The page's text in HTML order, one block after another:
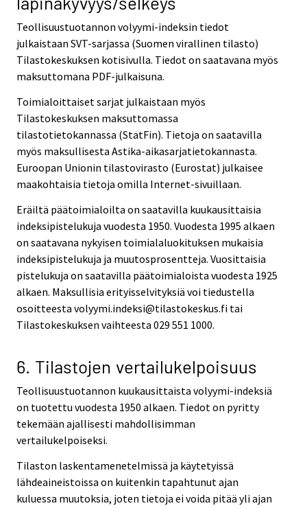
Teollisuustuotannon volyymi-indeksin tiedot
julkaistaan SVT-sarjassa (Suomen virallinen tilasto)
Tilastokeskuksen kotisivulla. Tiedot on saatavana myös
maksuttomana PDF-julkaisuna.
Toimialoittaiset sarjat julkaistaan myös
Tilastokeskuksen maksuttomassa
tilastotietokannassa (StatFin). Tietoja on saatavilla
myös maksullisesta Astika-aikasarjatietokannasta.
Euroopan Unionin tilastovirasto (Eurostat) julkaisee
maakohtaisia tietoja omilla Internet-sivuillaan.
Eräiltä päätoimialoilta on saatavilla kuukausittaisia
indeksipistelukuja vuodesta 1950. Vuodesta 1995 alkaen
on saatavana nykyisen toimialaluokituksen mukaisia
indeksipistelukuja ja muutosprosentteja. Vuosittaisia
pistelukuja on saatavilla päätoimialoista vuodesta 1925
alkaen. Maksullisia erityisselvityksiä voi tiedustella
osoitteesta volyymi.indeksi@tilastokeskus.fi tai
Tilastokeskuksen vaihteesta 029 551 1000.
6. Tilastojen vertailukelpoisuus
Teollisuustuotannon kuukausittaista volyymi-indeksiä
on tuotettu vuodesta 1950 alkaen. Tiedot on pyritty
tekemään ajallisesti mahdollisimman
vertailukelpoiseksi.
Tilaston laskentamenetelmissä ja käytetyissä
lähdeaineistoissa on kuitenkin tapahtunut ajan
kuluessa muutoksia, joten tietoja ei voida pitää yli ajan